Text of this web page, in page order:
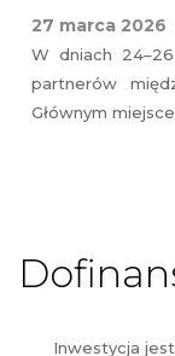
27 marca 2026
W dniach
partnerów
Głównym
Inwestycja